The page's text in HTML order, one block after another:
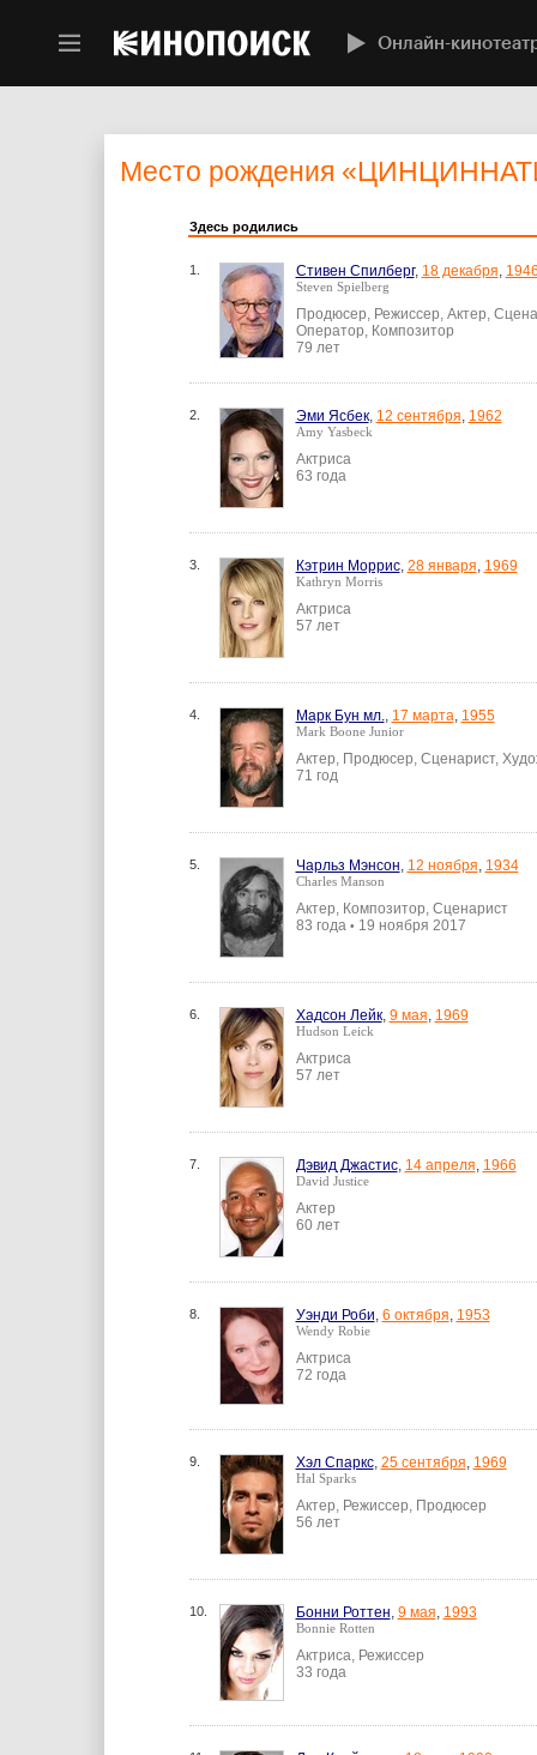
Онлайн-
Место рождения
Здесь родились
1. Стивен Спилберг, 18 декабря,
Steven Spielberg
Продюсер, Режиссер, Актер,
Оператор, Композитор
79 лет
2. Эми Ясбек, 12 сентября, 1962
Amy Yasbeck
Актриса
63 года
3. Кэтрин Моррис, 28 января, 1969
Kathryn Morris
Актриса
57 лет
4. Марк Бун мл., 17 марта, 1955
Mark Boone Junior
Актер, Продюсер, Сценарист,
71 год
5. Чарльз Мэнсон, 12 ноября, 1934
Charles Manson
Актер, Композитор, Сценарист
83 года • 19 ноября 2017
6. Хадсон Лейк, 9 мая, 1969
Hudson Leick
Актриса
57 лет
7. Дэвид Джастис, 14 апреля, 1966
David Justice
Актер
60 лет
8. Уэнди Роби, 6 октября, 1953
Wendy Robie
Актриса
72 года
9. Хэл Спаркс, 25 сентября, 1969
Hal Sparks
Актер, Режиссер, Продюсер
56 лет
10. Бонни Роттен, 9 мая, 1993
Bonnie Rotten
Актриса, Режиссер
33 года